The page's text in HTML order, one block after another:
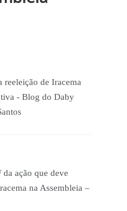
reeleição de Iracema
- Blog do Daby
ação que deve
na Assembleia –